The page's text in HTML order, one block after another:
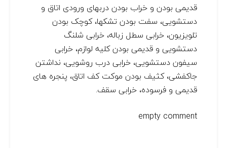
قدیمی بودن و خراب بودن دربهای ورودی اتاق و
دستشویی، سفت بودن تشکها، کوچک بودن
تلویزیون، خرابی سطل زباله، خرابی شلنگ
دستشویی و قدیمی بودن کلیه لوازم، خرابی
سیفون دستشویی، خرابی درب روشویی، نداشتن
جاکفشی، کثیف بودن موکت کف اتاق، پنجره های
قدیمی و فرسوده، خرابی سقف.
empty comment